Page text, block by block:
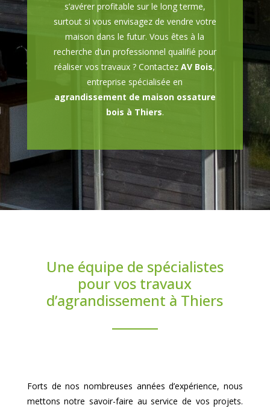
s’avérer profitable sur le long terme,
surtout si vous envisagez de vendre votre
maison dans le futur. Vous êtes à la
recherche d’un professionnel qualifié pour
réaliser vos travaux ? ContactezAV Bois,
entreprise spécialisée en
agrandissement de maison ossature
bois à Thiers.
Une équipe de spécialistes
pour vos travaux
d’agrandissement à Thiers
Forts de nos nombreuses années d’expérience, nous
mettons notre savoir-faire au service de vos projets.